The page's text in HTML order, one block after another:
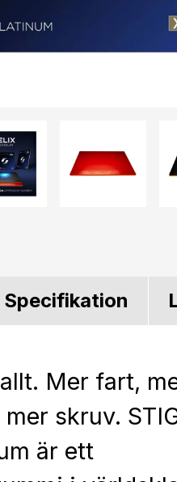
Specifikation
Mer fart,
skruv.
är ett